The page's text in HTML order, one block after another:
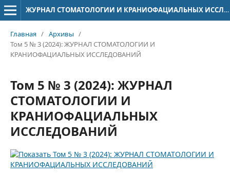
ЖУРНАЛ СТОМАТОЛОГИИ И КРАНИОФАЦИАЛЬНЫХ ИССЛЕДОВАНИЙ
Главная / Архивы /
Том 5 № 3 (2024): ЖУРНАЛ СТОМАТОЛОГИИ И
КРАНИОФАЦИАЛЬНЫХ ИССЛЕДОВАНИЙ
Том 5 № 3 (2024): ЖУРНАЛ
СТОМАТОЛОГИИ И
КРАНИОФАЦИАЛЬНЫХ
ИССЛЕДОВАНИЙ